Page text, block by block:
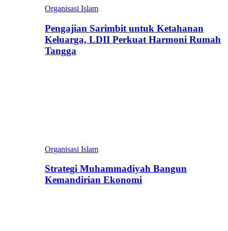
Organisasi Islam
Pengajian Sarimbit untuk Ketahanan
Keluarga, LDII Perkuat Harmoni Rumah
Tangga
Organisasi Islam
Strategi Muhammadiyah Bangun
Kemandirian Ekonomi